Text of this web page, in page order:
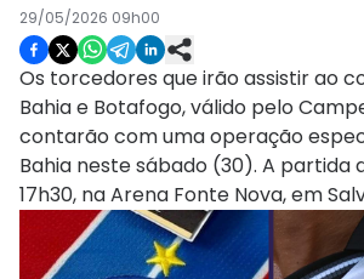
29/05/2026 09h00
Os torcedores que irão assistir ao
Bahia e Botafogo, válido pelo
contarão com uma operação
Bahia neste sábado (30). A partida
17h30, na Arena Fonte Nova, em